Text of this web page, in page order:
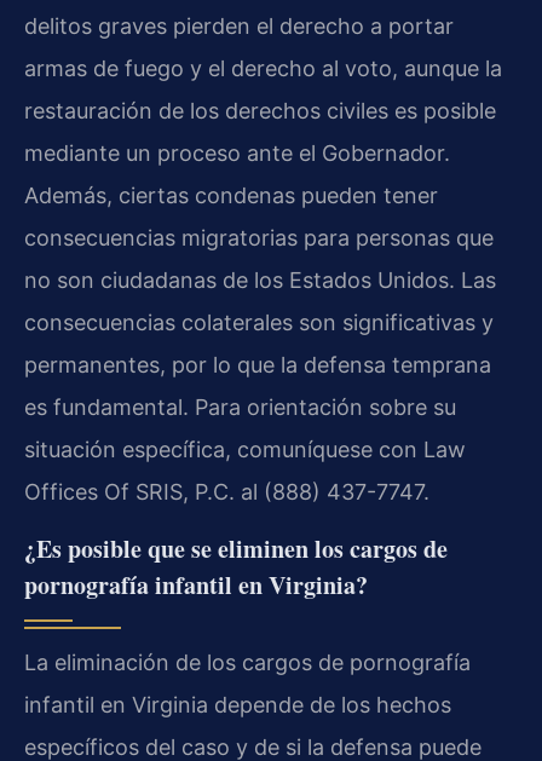
delitos graves pierden el derecho a portar
armas de fuego y el derecho al voto, aunque la
restauración de los derechos civiles es posible
mediante un proceso ante el Gobernador.
Además, ciertas condenas pueden tener
consecuencias migratorias para personas que
no son ciudadanas de los Estados Unidos. Las
consecuencias colaterales son significativas y
permanentes, por lo que la defensa temprana
es fundamental. Para orientación sobre su
situación específica, comuníquese con Law
Offices Of SRIS, P.C. al (888) 437-7747.
¿Es posible que se eliminen los cargos de
pornografía infantil en Virginia?
La eliminación de los cargos de pornografía
infantil en Virginia depende de los hechos
específicos del caso y de si la defensa puede